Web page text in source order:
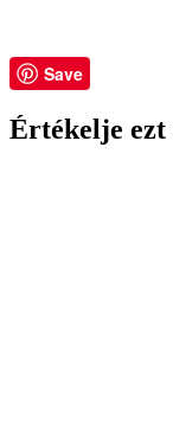
Save
Értékelje ezt